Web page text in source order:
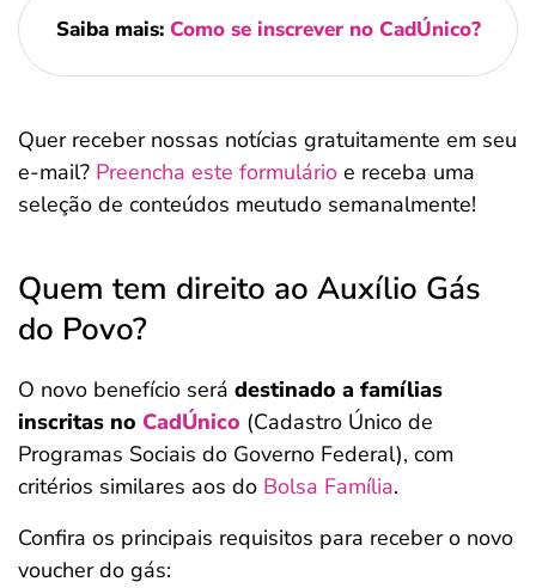
Saiba mais: Como se inscrever no CadÚnico?
Quer receber nossas notícias gratuitamente em seu
e-mail? Preencha este formulário e receba uma
seleção de conteúdos meutudo semanalmente!
Quem tem direito ao Auxílio Gás
do Povo?
O novo benefício será destinado a famílias
inscritas no CadÚnico (Cadastro Único de
Programas Sociais do Governo Federal), com
critérios similares aos do Bolsa Família.
Confira os principais requisitos para receber o novo
voucher do gás: